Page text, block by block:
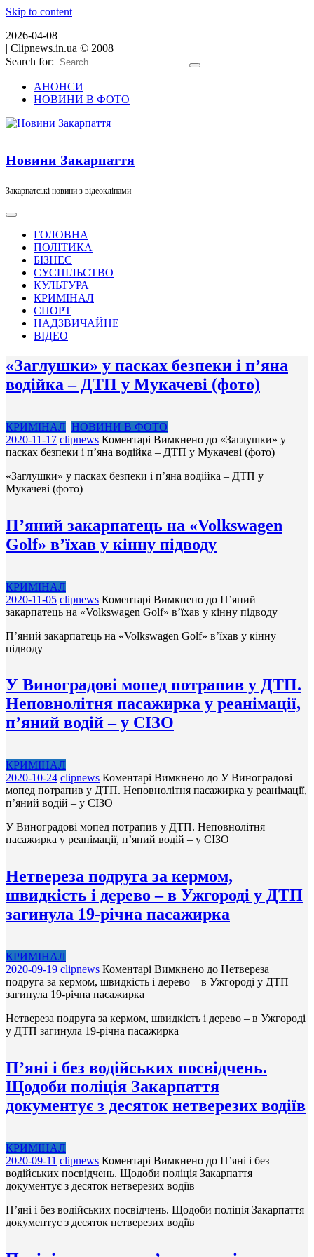
Skip to content
2026-04-08
| Clipnews.in.ua © 2008
Search for:
АНОНСИ
НОВИНИ В ФОТО
Новини Закарпаття
Закарпатські новини з відеокліпами
ГОЛОВНА
ПОЛІТИКА
БІЗНЕС
СУСПІЛЬСТВО
КУЛЬТУРА
КРИМІНАЛ
СПОРТ
НАДЗВИЧАЙНЕ
ВІДЕО
«Заглушки» у пасках безпеки і п’яна
водійка – ДТП у Мукачеві (фото)
КРИМІНАЛ НОВИНИ В ФОТО
2020-11-17 clipnews Коментарі Вимкнено до «Заглушки» у
пасках безпеки і п’яна водійка – ДТП у Мукачеві (фото)
«Заглушки» у пасках безпеки і п’яна водійка – ДТП у
Мукачеві (фото)
П’яний закарпатець на «Volkswagen
Gоlf» в’їхав у кінну підводу
КРИМІНАЛ
2020-11-05 clipnews Коментарі Вимкнено до П’яний
закарпатець на «Volkswagen Gоlf» в’їхав у кінну підводу
П’яний закарпатець на «Volkswagen Gоlf» в’їхав у кінну
підводу
У Виноградові мопед потрапив у ДТП.
Неповнолітня пасажирка у реанімації,
п’яний водій – у СІЗО
КРИМІНАЛ
2020-10-24 clipnews Коментарі Вимкнено до У Виноградові
мопед потрапив у ДТП. Неповнолітня пасажирка у реанімації,
п’яний водій – у СІЗО
У Виноградові мопед потрапив у ДТП. Неповнолітня
пасажирка у реанімації, п’яний водій – у СІЗО
Нетвереза подруга за кермом,
швидкість і дерево – в Ужгороді у ДТП
загинула 19-річна пасажирка
КРИМІНАЛ
2020-09-19 clipnews Коментарі Вимкнено до Нетвереза
подруга за кермом, швидкість і дерево – в Ужгороді у ДТП
загинула 19-річна пасажирка
Нетвереза подруга за кермом, швидкість і дерево – в Ужгороді
у ДТП загинула 19-річна пасажирка
П’яні і без водійських посвідчень.
Щодоби поліція Закарпаття
документує з десяток нетверезих водіїв
КРИМІНАЛ
2020-09-11 clipnews Коментарі Вимкнено до П’яні і без
водійських посвідчень. Щодоби поліція Закарпаття
документує з десяток нетверезих водіїв
П’яні і без водійських посвідчень. Щодоби поліція Закарпаття
документує з десяток нетверезих водіїв